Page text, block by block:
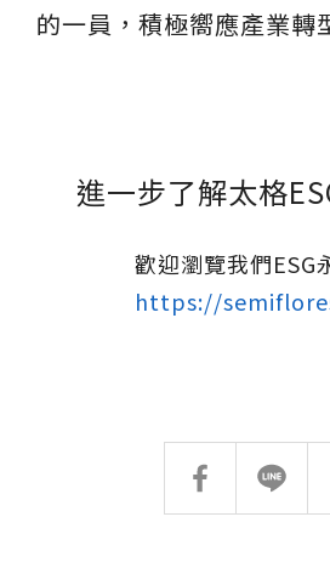
的一員，積極嚮應產業轉
進一步了解太格
歡迎瀏覽我們ESG
https://